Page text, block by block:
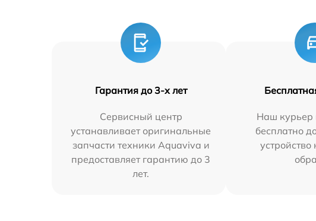
Гарантия до 3-х лет
Сервисный центр
устанавливает оригинальные
запчасти техники Aquaviva и
предоставляет гарантию до 3
лет.
Наш курьер
бесплатно